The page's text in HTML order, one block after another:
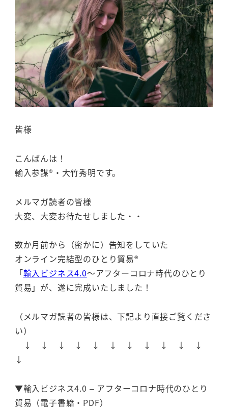
皆様
こんばんは！
輸入参謀®・大竹秀明です。
メルマガ読者の皆様
大変、大変お待たせしました・・
数か月前から（密かに）告知をしていた
オンライン完結型のひとり貿易®
「輸入ビジネス4.0～アフターコロナ時代のひとり
貿易」が、遂に完成いたしました！
（メルマガ読者の皆様は、下記より直接ご覧くださ
い）
↓ ↓ ↓ ↓ ↓ ↓ ↓ ↓ ↓ ↓ ↓
↓
▼輸入ビジネス4.0 – アフターコロナ時代のひとり
貿易（電子書籍・PDF）